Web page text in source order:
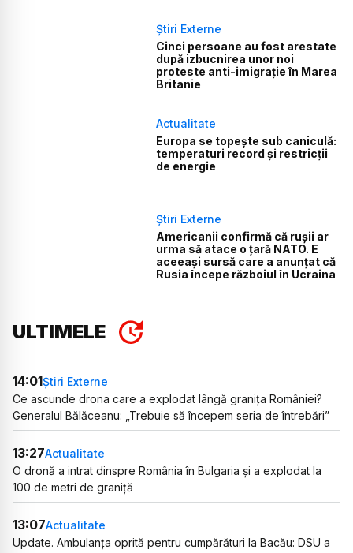
Știri Externe
Cinci persoane au fost arestate
după izbucnirea unor noi
proteste anti-imigrație în Marea
Britanie
Actualitate
Europa se topește sub caniculă:
temperaturi record și restricții
de energie
Știri Externe
Americanii confirmă că rușii ar
urma să atace o țară NATO. E
aceeași sursă care a anunțat că
Rusia începe războiul în Ucraina
ULTIMELE
14:01Știri Externe
Ce ascunde drona care a explodat lângă granița României?
Generalul Bălăceanu: „Trebuie să începem seria de întrebări”
13:27Actualitate
O dronă a intrat dinspre România în Bulgaria și a explodat la
100 de metri de graniță
13:07Actualitate
Update. Ambulanța oprită pentru cumpărături la Bacău: DSU a